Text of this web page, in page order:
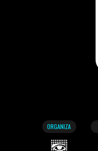
ORGANIZA